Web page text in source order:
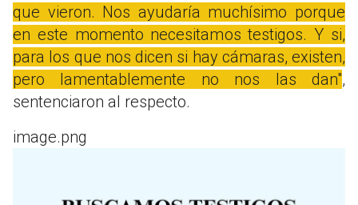
que vieron. Nos ayudaría muchísimo porque
en este momento necesitamos testigos. Y si,
para los que nos dicen si hay cámaras, existen,
pero lamentablemente no nos las dan",
sentenciaron al respecto.
image.png